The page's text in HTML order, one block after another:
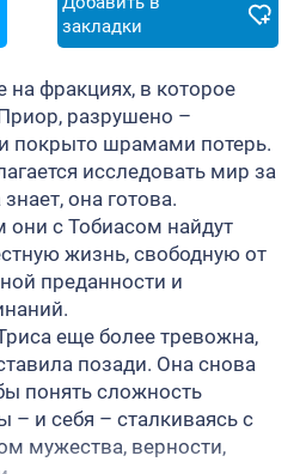
закладки
фракциях, в которое
разрушено –
покрыто шрамами потерь.
исследовать мир за
она готова.
с Тобиасом найдут
жизнь, свободную от
преданности и
еще более тревожна,
позади. Она снова
понять сложность
– и себя – сталкиваясь с
мужества, верности,